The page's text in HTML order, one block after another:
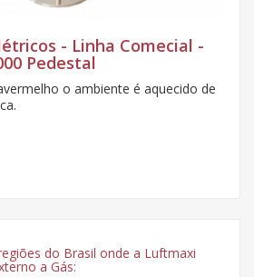
- Linha Comecial -
Pedestal
o ambiente é aquecido de
do Brasil onde a Luftmaxi
a Gás: